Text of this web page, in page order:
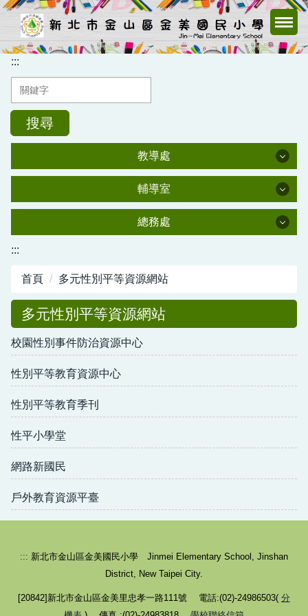
跳
主
要
內
區
:::
搜尋
教導處
輔導室
總務處
總務處
:::
首頁 多元性別平等資源網站
多元性別平等資源網站
校園性別事件防治資源中心
性別平等教育資源中心
性別平等教育季刊
性平小學堂
網路新國民
戶外教育資源平臺
::: 新北市金山區金美國民小學 Jinmei Elementary School, Jinshan
District, New Taipei City.
[20842]新北市金山區金美里忠孝一路111號 電話:(02)-24986503( 分